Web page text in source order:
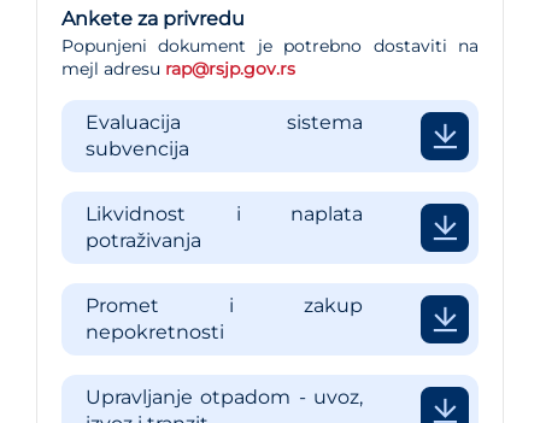
Ankete za privredu
Popunjeni dokument je potrebno dostaviti na
mejl adresu rap@rsjp.gov.rs
Evaluacija sistema
subvencija
Likvidnost i naplata
potraživanja
Promet i zakup
nepokretnosti
Upravljanje otpadom - uvoz,